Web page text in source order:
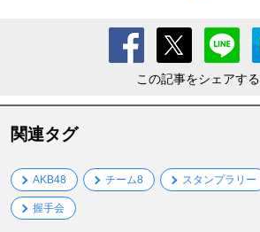
この記事をシェアする
関連タグ
AKB48 チーム8 スタンプラリー
握手会